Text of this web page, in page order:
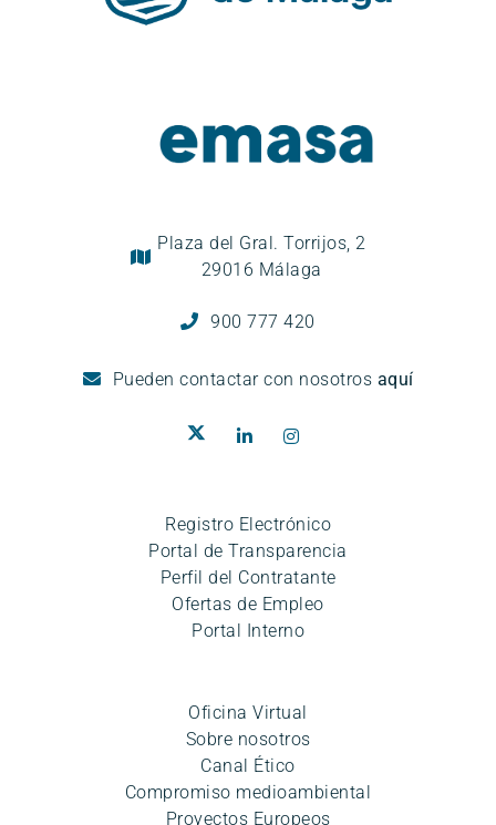
Plaza del Gral. Torrijos, 2
29016 Málaga
900 777 420
Pueden contactar con nosotros aquí
Registro Electrónico
Portal de Transparencia
Perfil del Contratante
Ofertas de Empleo
Portal Interno
Oficina Virtual
Sobre nosotros
Canal Ético
Compromiso medioambiental
Proyectos Europeos